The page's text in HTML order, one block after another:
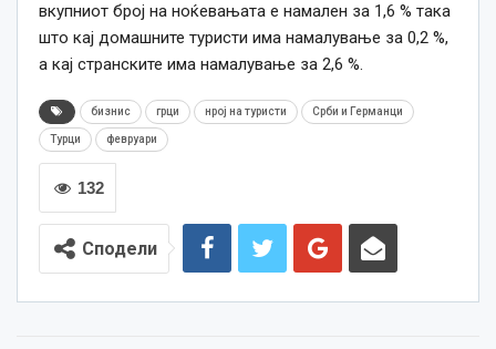
вкупниот број на ноќевањата е намален за 1,6 % така
што кај домашните туристи има намалување за 0,2 %,
а кај странските има намалување за 2,6 %.
бизнис грци нрој на туристи Срби и Германци
Турци февруари
132
Сподели